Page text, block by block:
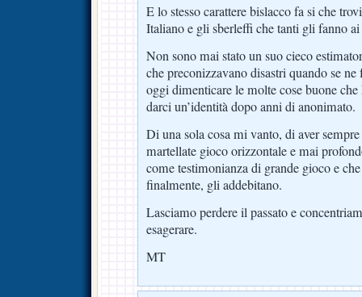
E lo stesso carattere bislacco fa si che
Italiano e gli sberleffi che tanti gli fanno
Non sono mai stato un suo cieco
che preconizzavano disastri quando se
oggi dimenticare le molte cose buone
darci un’identità dopo anni di anonimato.
Di una sola cosa mi vanto, di aver
martellate gioco orizzontale e mai
come testimonianza di grande gioco e
finalmente, gli addebitano.
Lasciamo perdere il passato e
esagerare.
MT